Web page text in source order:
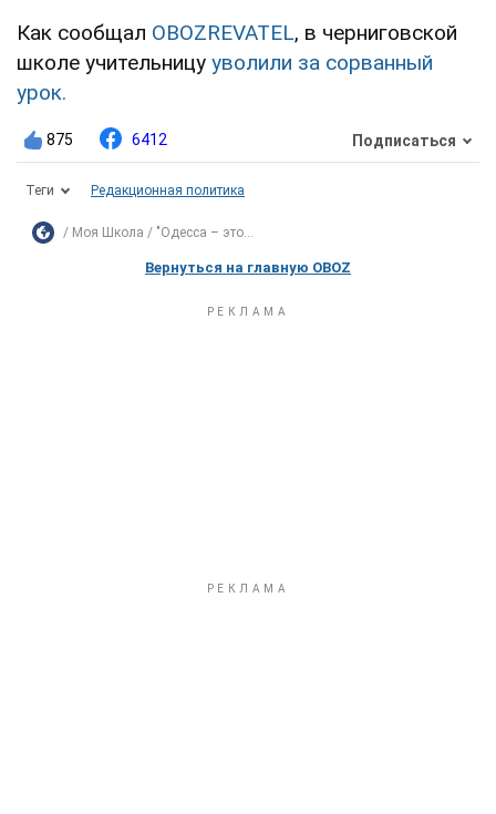
Как сообщал OBOZREVATEL, в черниговской
школе учительницу уволили за сорванный
урок.
875 6412 Подписаться
Теги Редакционная политика
Моя Школа "Одесса – это...
Вернуться на главную OBOZ